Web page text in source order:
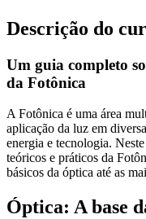
Descrição do
Um guia completo
da Fotônica
A Fotônica é uma área
aplicação da luz em
energia e tecnologia.
teóricos e práticos da
básicos da óptica até as
Óptica: A base